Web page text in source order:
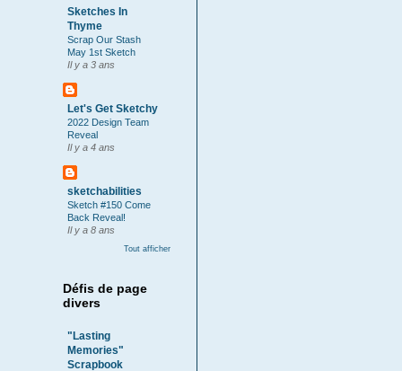
Sketches In
Thyme
Scrap Our Stash
May 1st Sketch
Il y a 3 ans
Let's Get Sketchy
2022 Design Team
Reveal
Il y a 4 ans
sketchabilities
Sketch #150 Come
Back Reveal!
Il y a 8 ans
Tout afficher
Défis de page
divers
"Lasting
Memories"
Scrapbook